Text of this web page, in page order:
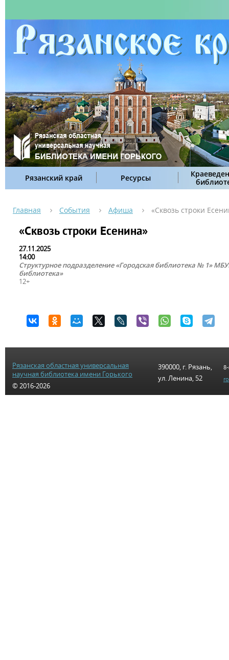
Рязанский край Ресурсы
Главная События Афиша «Сквозь строки
«Сквозь строки Есенина»
27.11.2025
14:00
Структурное подразделение «Городская библиотека № 1»
библиотека»
12+
Рязанская областная универсальная
научная библиотека имени Горького
© 2016-2026
390000, г. Рязань,
ул. Ленина, 52